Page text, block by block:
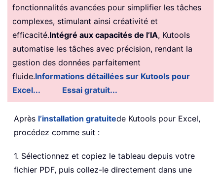
fonctionnalités avancées pour simplifier les tâches
complexes, stimulant ainsi créativité et
efficacité.Intégré aux capacités de l’IA, Kutools
automatise les tâches avec précision, rendant la
gestion des données parfaitement
fluide.Informations détaillées sur Kutools pour
Excel...
Essai gratuit...
Après l’installation gratuitede Kutools pour Excel,
procédez comme suit :
1. Sélectionnez et copiez le tableau depuis votre
fichier PDF, puis collez-le directement dans une